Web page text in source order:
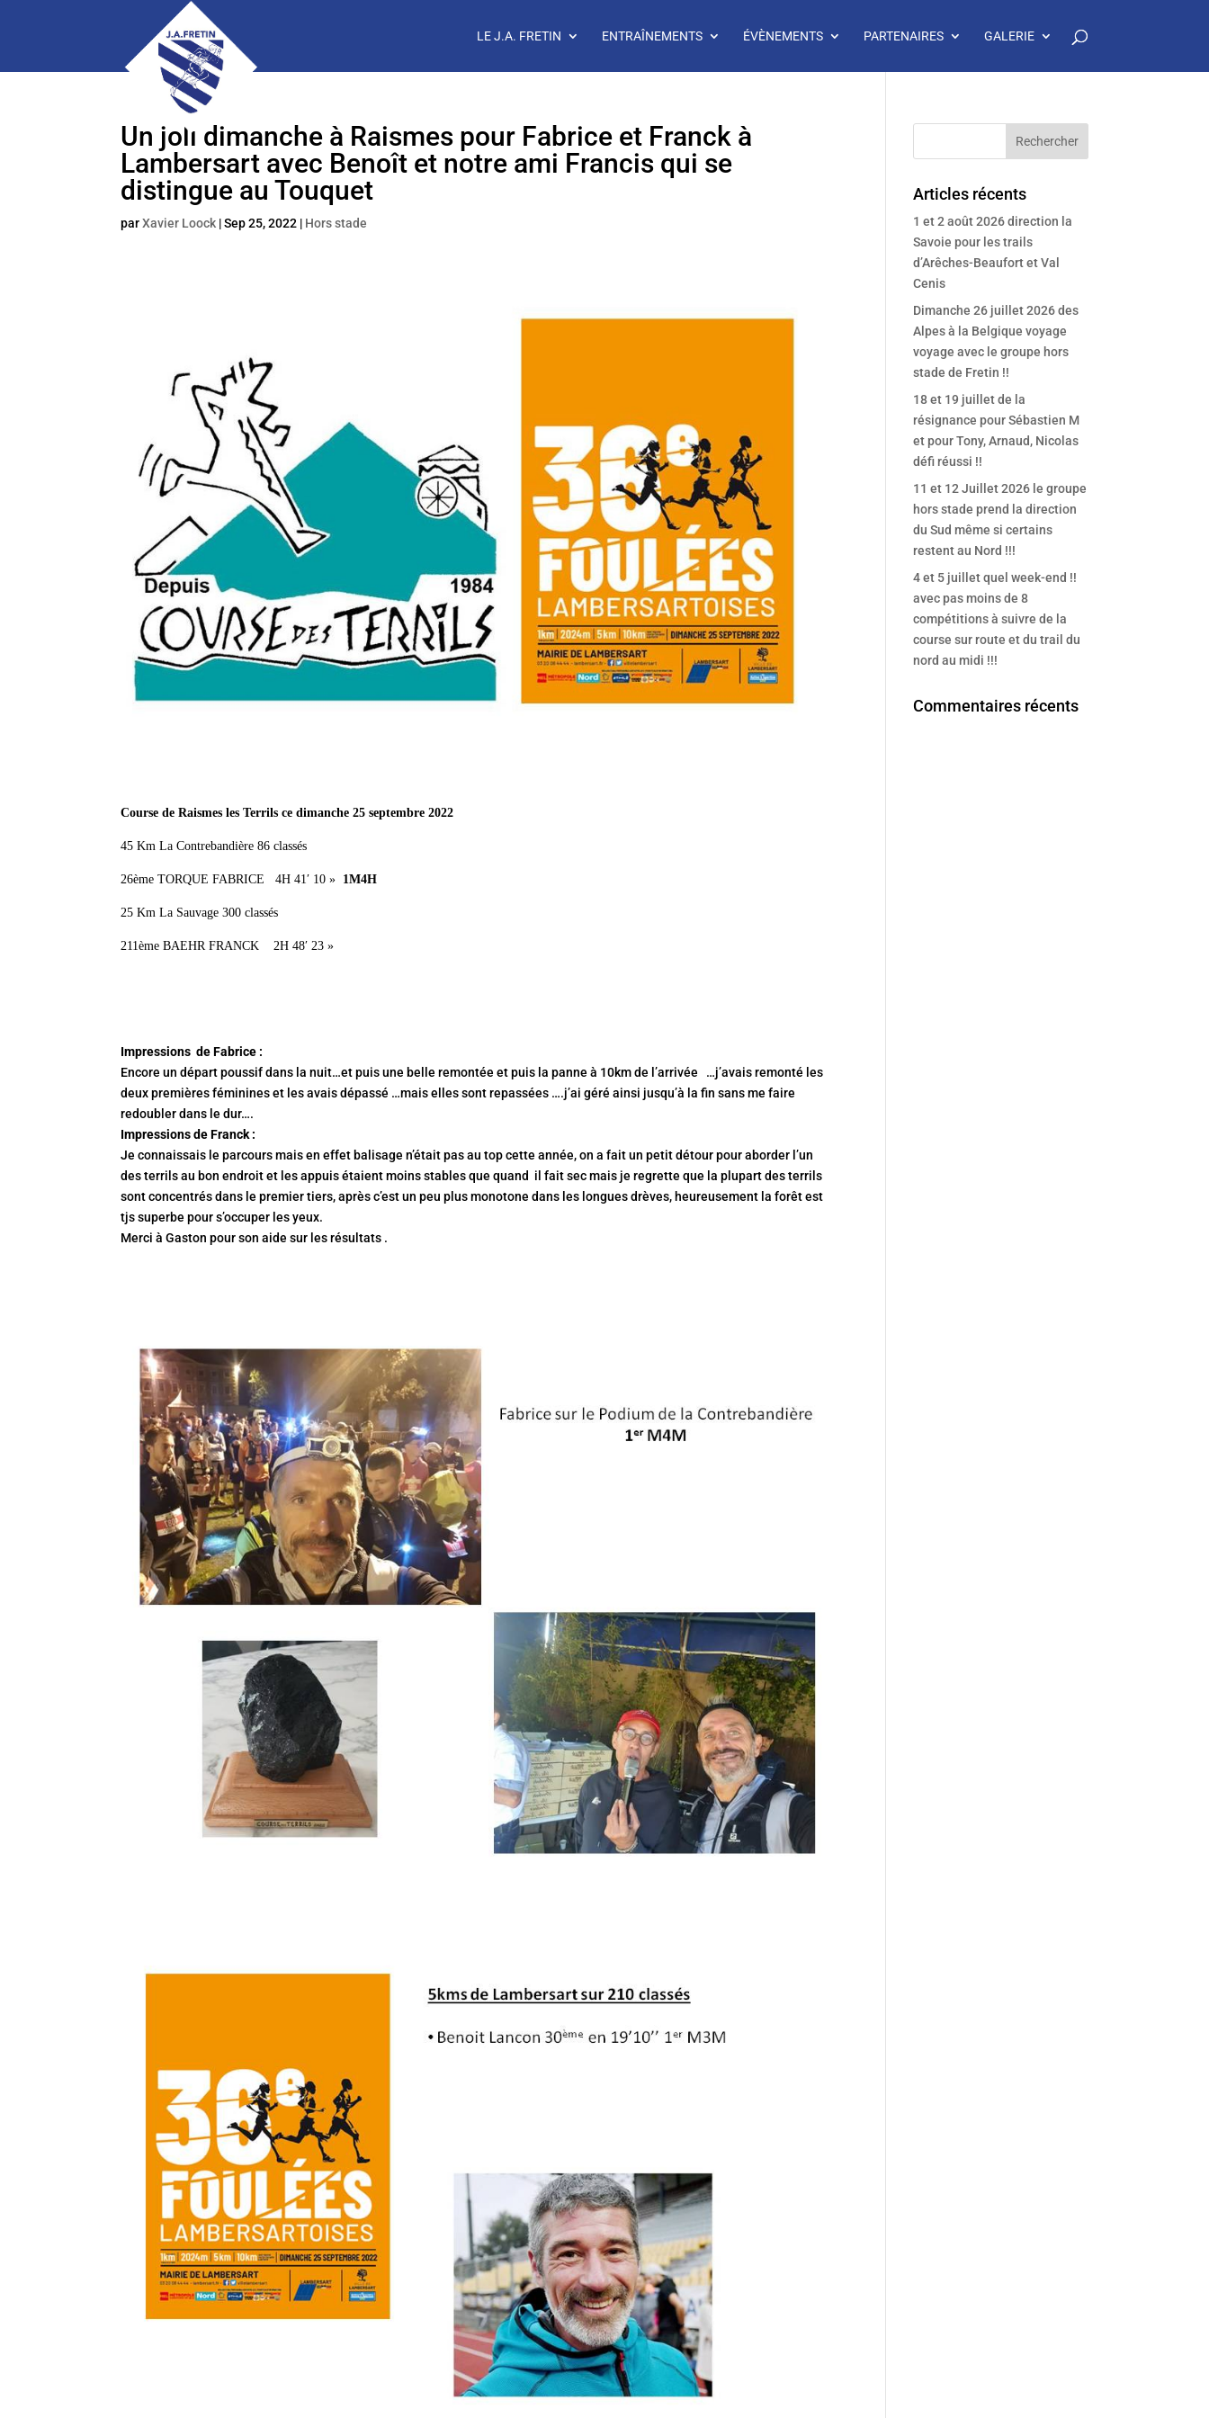
LE J.A. FRETIN ENTRAÎNEMENTS ÉVÈNEMENTS PARTENAIRES GALERIE
Un joli dimanche à Raismes pour Fabrice et Franck à
Lambersart avec Benoît et notre ami Francis qui se
distingue au Touquet
parXavier Loock |Sep 25, 2022 | Hors stade
Course de Raismes les Terrils ce dimanche 25 septembre 2022
45 Km La Contrebandière 86 classés
26ème TORQUE FABRICE 4H 41′ 10 » 1M4H
25 Km La Sauvage 300 classés
211ème BAEHR FRANCK 2H 48′ 23 »
Impressions de Fabrice :
Encore un départ poussif dans la nuit…et puis une belle remontée et puis la panne à 10km de l’arrivée …j’avais remonté les
deux premières féminines et les avais dépassé …mais elles sont repassées ….j’ai géré ainsi jusqu’à la fin sans me faire
redoubler dans le dur….
Impressions de Franck :
Je connaissais le parcours mais en effet balisage n’était pas au top cette année, on a fait un petit détour pour aborder l’un
des terrils au bon endroit et les appuis étaient moins stables que quand il fait sec mais je regrette que la plupart des terrils
sont concentrés dans le premier tiers, après c’est un peu plus monotone dans les longues drèves, heureusement la forêt est
tjs superbe pour s’occuper les yeux.
Merci à Gaston pour son aide sur les résultats .
Articles récents
1 et 2 août 2026 direction la
Savoie pour les trails
d’Arêches-Beaufort et Val
Cenis
Dimanche 26 juillet 2026 des
Alpes à la Belgique voyage
voyage avec le groupe hors
stade de Fretin !!
18 et 19 juillet de la
résignance pour Sébastien M
et pour Tony, Arnaud, Nicolas
défi réussi !!
11 et 12 Juillet 2026 le groupe
hors stade prend la direction
du Sud même si certains
restent au Nord !!!
4 et 5 juillet quel week-end !!
avec pas moins de 8
compétitions à suivre de la
course sur route et du trail du
nord au midi !!!
Commentaires récents